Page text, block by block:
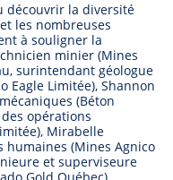
découvrir la diversité
les nombreuses
à souligner la
minier (Mines
surintendant géologue
Eagle Limitée), Shannon
(Béton
opérations
Mirabelle
humaines (Mines Agnico
et superviseure